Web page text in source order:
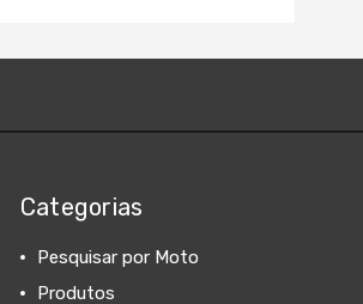
Categorias
Pesquisar por Moto
Produtos